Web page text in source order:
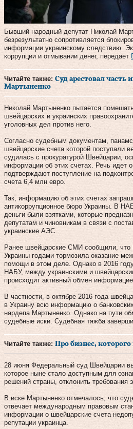
Бывший народный депутат Николай
безрезультатно сопротивляется
информации украинскому следствию.
коррупции и отмывании денег, передает
Читайте также: Суд арестовал часть
Мартыненко
Николай Мартыненко пытается
швейцарских и украинских
уголовных дел против него.
Согласно судебным документам,
швейцарские счета которой поступали
судилась с прокуратурой Швейцарии,
информации об этих счетах. Речь идет
подтверждают поступление на
счета 6,4 млн евро.
Так, информацию об этих счетах
антикоррупционное бюро Украины. В
деньги были взятками, которые
депутатам и чиновникам в связи с
украинские АЭС.
Ранее швейцарские СМИ сообщили, что
Украины годами тормозила оказание
помощи в этом деле. Однако в 2016
НАБУ, между украинскими и
происходит активный обмен
В частности, в октябре 2016 года
в Украину всю информацию о
нардепа Мартыненко. Однако на пути
судебные иски. Судебная тяжба
Читайте также: Про бизнес, которого
28 июня Федеральный суд Швейцарии
которое ныне стало доступным для
решений страны, отклонить требования
В иске Мартыненко отмечалось, что
отвечает международным правовым
информации о швейцарские счета
репутации украинца.